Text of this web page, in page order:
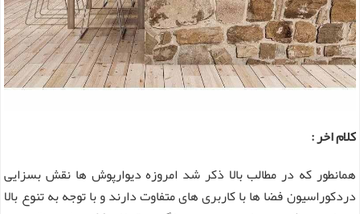
کلام اخر :
همانطور که در مطالب بالا ذکر شد امروزه دیوارپوش ها نقش بسزایی
دردکوراسیون فضا ها با کاربری های متفاوت دارند و با توجه به تنوع بالا